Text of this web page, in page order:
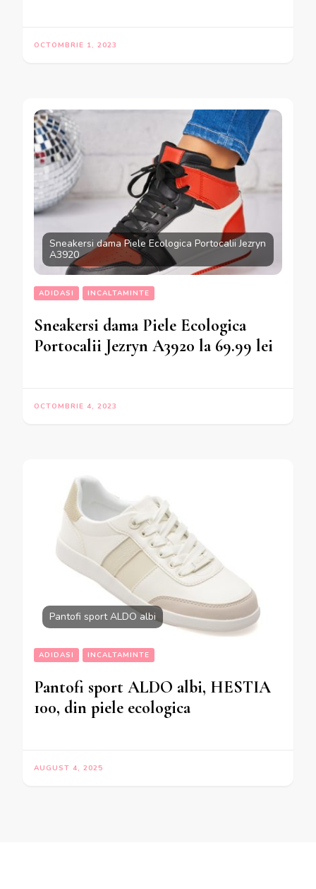
OCTOMBRIE 1, 2023
Sneakersi dama Piele Ecologica Portocalii Jezryn
A3920
ADIDASI INCALTAMINTE
Sneakersi dama Piele Ecologica
Portocalii Jezryn A3920 la 69.99 lei
OCTOMBRIE 4, 2023
Pantofi sport ALDO albi
ADIDASI INCALTAMINTE
Pantofi sport ALDO albi, HESTIA
100, din piele ecologica
AUGUST 4, 2025